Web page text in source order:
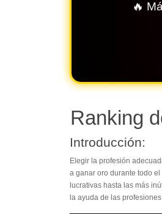
🔥
Ranking
Introducción:
Elegir la profesión
a ganar oro durante todo
lucrativas hasta las más
la ayuda de las